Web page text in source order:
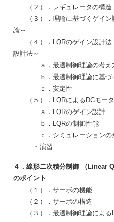
（２）．レギュレータの構造
（３）．理論に基づくゲイン
論～
（４）．LQRのゲイン設計法
設計法～
ａ．最適制御理論の考え
ｂ．最適制御理論に基づく
ｃ．安定性
（５）．LQRによるDCモータ
ａ．LQRのゲイン設計
ｂ．LQRの制御性能
ｃ．シミュレーションのた
・演習
４．線形二次積分制御 （
のポイント
（１）．サーボの機能
（２）．サーボの構造
（３）．最適制御理論による